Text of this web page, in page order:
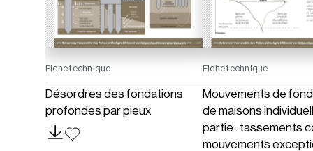
Fiche technique
Désordres des fondations
profondes par pieux
Fiche technique
Mouvements de
de maisons
partie : tassements
mouvements